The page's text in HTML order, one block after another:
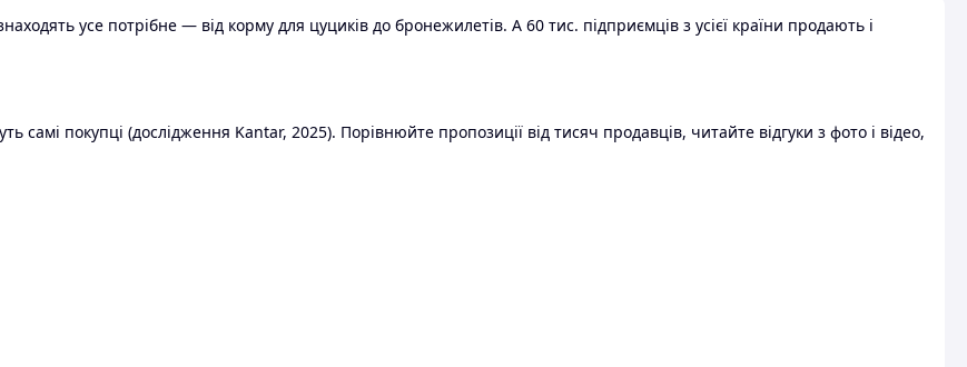
усе потрібне — від корму для цуциків до бронежилетів. А 60 тис. підприємців з усієї країни продають і
самі покупці (дослідження Kantar, 2025). Порівнюйте пропозиції від тисяч продавців, читайте відгуки з фото і відео,